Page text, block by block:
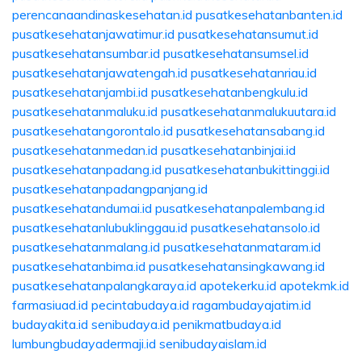
perencanaandinaskesehatan.id pusatkesehatanbanten.id
pusatkesehatanjawatimur.id pusatkesehatansumut.id
pusatkesehatansumbar.id pusatkesehatansumsel.id
pusatkesehatanjawatengah.id pusatkesehatanriau.id
pusatkesehatanjambi.id pusatkesehatanbengkulu.id
pusatkesehatanmaluku.id pusatkesehatanmalukuutara.id
pusatkesehatangorontalo.id pusatkesehatansabang.id
pusatkesehatanmedan.id pusatkesehatanbinjai.id
pusatkesehatanpadang.id pusatkesehatanbukittinggi.id
pusatkesehatanpadangpanjang.id
pusatkesehatandumai.id pusatkesehatanpalembang.id
pusatkesehatanlubuklinggau.id pusatkesehatansolo.id
pusatkesehatanmalang.id pusatkesehatanmataram.id
pusatkesehatanbima.id pusatkesehatansingkawang.id
pusatkesehatanpalangkaraya.id apotekerku.id apotekmk.id
farmasiuad.id pecintabudaya.id ragambudayajatim.id
budayakita.id senibudaya.id penikmatbudaya.id
lumbungbudayadermaji.id senibudayaislam.id